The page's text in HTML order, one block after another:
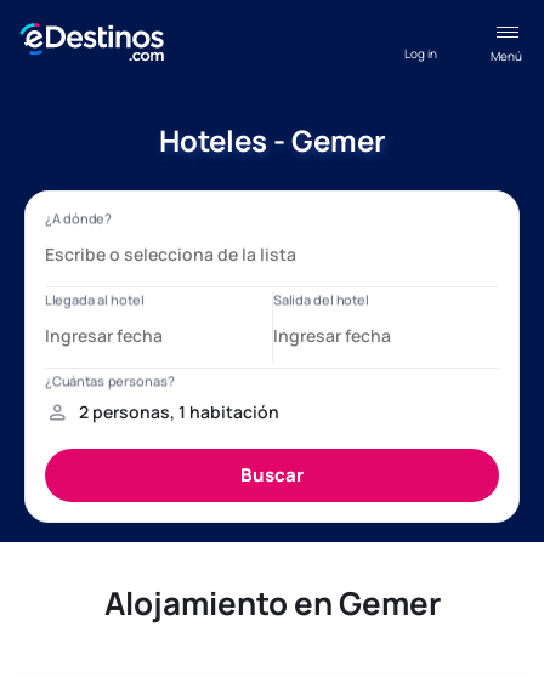
Menú
Log in
Hoteles - Gemer
Alojamiento en Gemer